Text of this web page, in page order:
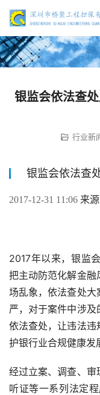
银监会依法查
行业新
银监会依法查
2017-12-31 11:06 来
2017年以来，银监
把主动防范化解金
场乱象，依法查处
严，对于案件中涉
依法查处，让违法违
护银行业合规健康发
经过立案、调查、审
听证等一系列法定程